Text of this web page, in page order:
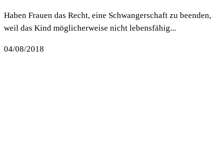
Haben Frauen das Recht, eine Schwangerschaft zu beenden,
weil das Kind möglicherweise nicht lebensfähig...
04/08/2018